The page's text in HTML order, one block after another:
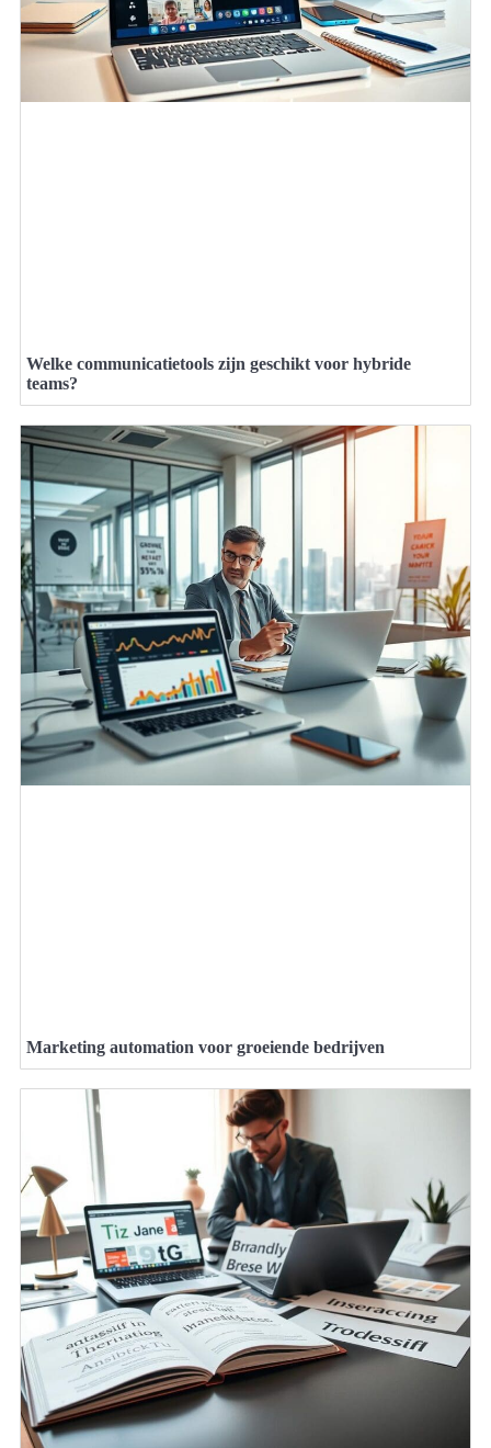
Welke communicatietools zijn geschikt voor hybride
teams?
Marketing automation voor groeiende bedrijven